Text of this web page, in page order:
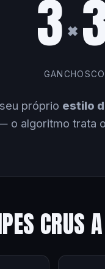
3×
GANCHOS
próprio estilo
o algoritmo trata
CRUS